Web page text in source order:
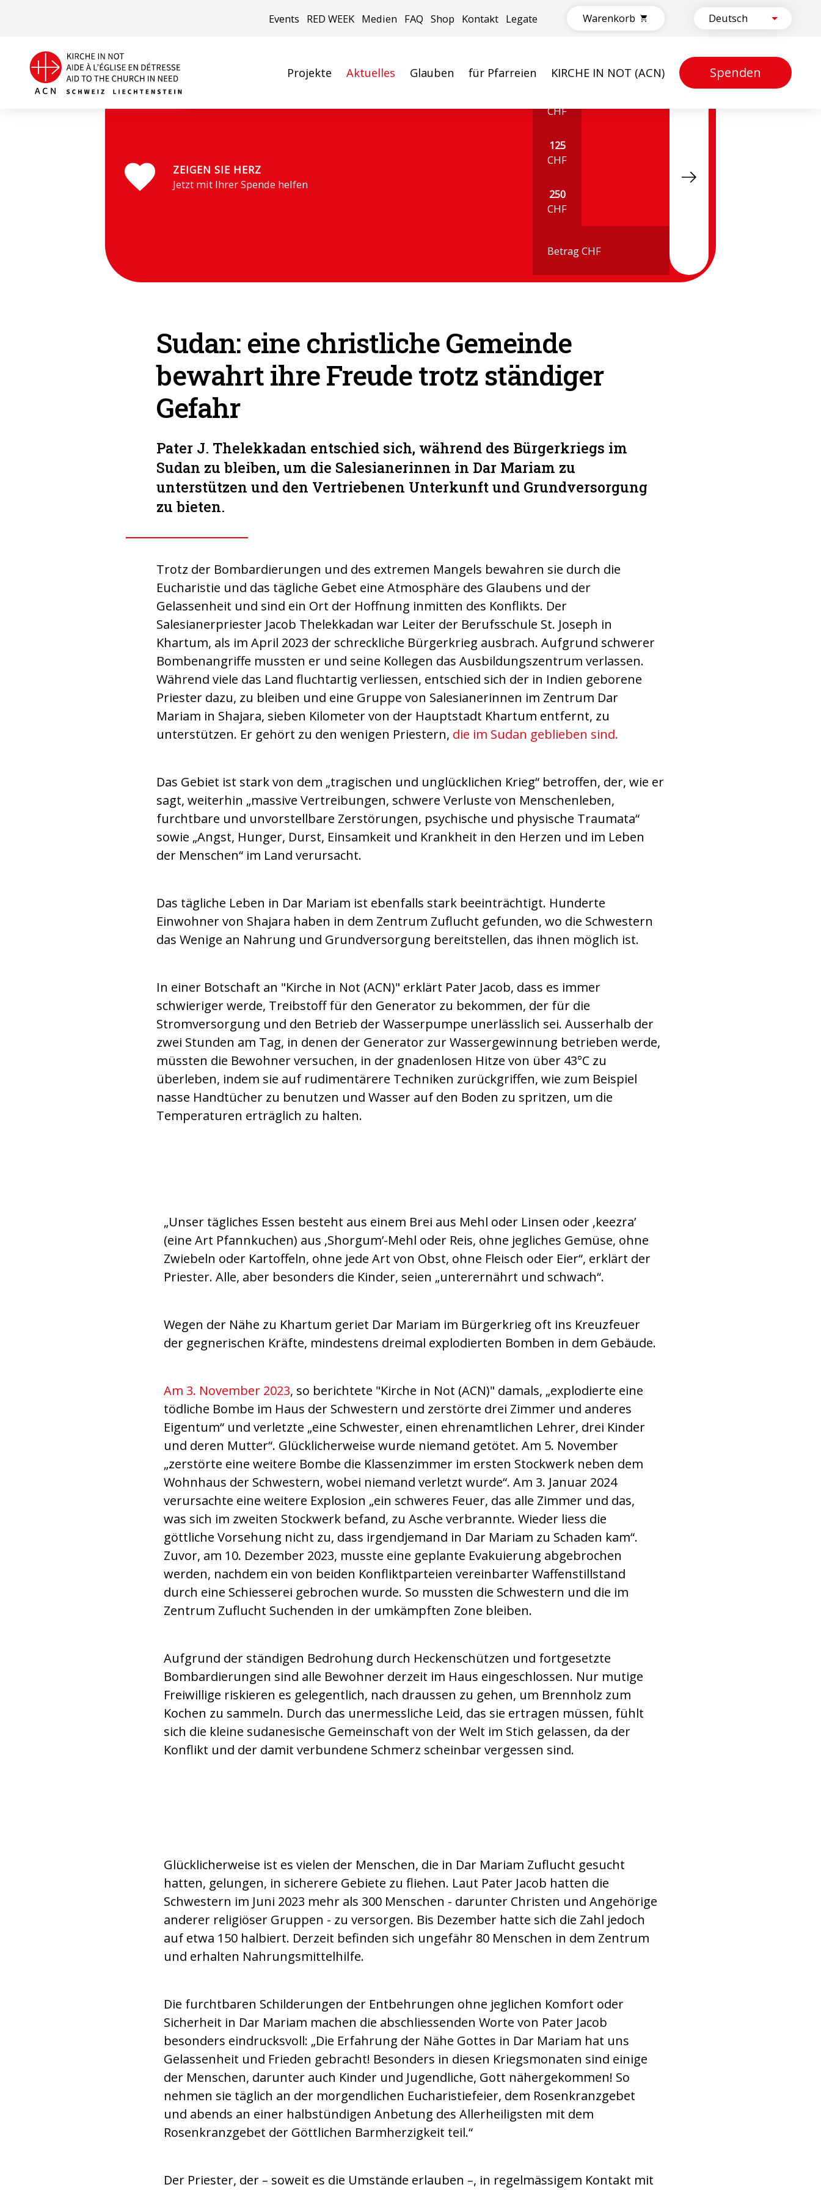
Events RED WEEK Medien FAQ Shop Kontakt Legate Warenkorb
Projekte Aktuelles Glauben für Pfarreien KIRCHE IN NOT (ACN) Spenden
Dar Mariam in Sudan (Foto : ACN)
ZEIGEN SIE HERZ
Jetzt mit Ihrer Spende helfen
CHF
125
CHF
250
CHF
Sudan: eine christliche Gemeinde
bewahrt ihre Freude trotz ständiger
Gefahr
Pater J. Thelekkadan entschied sich, während des Bürgerkriegs im
Sudan zu bleiben, um die Salesianerinnen in Dar Mariam zu
unterstützen und den Vertriebenen Unterkunft und Grundversorgung
zu bieten.
Trotz der Bombardierungen und des extremen Mangels bewahren sie durch die
Eucharistie und das tägliche Gebet eine Atmosphäre des Glaubens und der
Gelassenheit und sind ein Ort der Hoffnung inmitten des Konflikts. Der
Salesianerpriester Jacob Thelekkadan war Leiter der Berufsschule St. Joseph in
Khartum, als im April 2023 der schreckliche Bürgerkrieg ausbrach. Aufgrund schwerer
Bombenangriffe mussten er und seine Kollegen das Ausbildungszentrum verlassen.
Während viele das Land fluchtartig verliessen, entschied sich der in Indien geborene
Priester dazu, zu bleiben und eine Gruppe von Salesianerinnen im Zentrum Dar
Mariam in Shajara, sieben Kilometer von der Hauptstadt Khartum entfernt, zu
unterstützen. Er gehört zu den wenigen Priestern, die im Sudan geblieben sind.
Das Gebiet ist stark von dem „tragischen und unglücklichen Krieg“ betroffen, der, wie er
sagt, weiterhin „massive Vertreibungen, schwere Verluste von Menschenleben,
furchtbare und unvorstellbare Zerstörungen, psychische und physische Traumata“
sowie „Angst, Hunger, Durst, Einsamkeit und Krankheit in den Herzen und im Leben
der Menschen“ im Land verursacht.
Das tägliche Leben in Dar Mariam ist ebenfalls stark beeinträchtigt. Hunderte
Einwohner von Shajara haben in dem Zentrum Zuflucht gefunden, wo die Schwestern
das Wenige an Nahrung und Grundversorgung bereitstellen, das ihnen möglich ist.
In einer Botschaft an "Kirche in Not (ACN)" erklärt Pater Jacob, dass es immer
schwieriger werde, Treibstoff für den Generator zu bekommen, der für die
Stromversorgung und den Betrieb der Wasserpumpe unerlässlich sei. Ausserhalb der
zwei Stunden am Tag, in denen der Generator zur Wassergewinnung betrieben werde,
müssten die Bewohner versuchen, in der gnadenlosen Hitze von über 43°C zu
überleben, indem sie auf rudimentärere Techniken zurückgriffen, wie zum Beispiel
nasse Handtücher zu benutzen und Wasser auf den Boden zu spritzen, um die
Temperaturen erträglich zu halten.
„Unser tägliches Essen besteht aus einem Brei aus Mehl oder Linsen oder ‚keezra’
(eine Art Pfannkuchen) aus ‚Shorgum’-Mehl oder Reis, ohne jegliches Gemüse, ohne
Zwiebeln oder Kartoffeln, ohne jede Art von Obst, ohne Fleisch oder Eier“, erklärt der
Priester. Alle, aber besonders die Kinder, seien „unterernährt und schwach“.
Wegen der Nähe zu Khartum geriet Dar Mariam im Bürgerkrieg oft ins Kreuzfeuer
der gegnerischen Kräfte, mindestens dreimal explodierten Bomben in dem Gebäude.
Am 3. November 2023, so berichtete "Kirche in Not (ACN)" damals, „explodierte eine
tödliche Bombe im Haus der Schwestern und zerstörte drei Zimmer und anderes
Eigentum“ und verletzte „eine Schwester, einen ehrenamtlichen Lehrer, drei Kinder
und deren Mutter“. Glücklicherweise wurde niemand getötet. Am 5. November
„zerstörte eine weitere Bombe die Klassenzimmer im ersten Stockwerk neben dem
Wohnhaus der Schwestern, wobei niemand verletzt wurde“. Am 3. Januar 2024
verursachte eine weitere Explosion „ein schweres Feuer, das alle Zimmer und das,
was sich im zweiten Stockwerk befand, zu Asche verbrannte. Wieder liess die
göttliche Vorsehung nicht zu, dass irgendjemand in Dar Mariam zu Schaden kam“.
Zuvor, am 10. Dezember 2023, musste eine geplante Evakuierung abgebrochen
werden, nachdem ein von beiden Konfliktparteien vereinbarter Waffenstillstand
durch eine Schiesserei gebrochen wurde. So mussten die Schwestern und die im
Zentrum Zuflucht Suchenden in der umkämpften Zone bleiben.
Aufgrund der ständigen Bedrohung durch Heckenschützen und fortgesetzte
Bombardierungen sind alle Bewohner derzeit im Haus eingeschlossen. Nur mutige
Freiwillige riskieren es gelegentlich, nach draussen zu gehen, um Brennholz zum
Kochen zu sammeln. Durch das unermessliche Leid, das sie ertragen müssen, fühlt
sich die kleine sudanesische Gemeinschaft von der Welt im Stich gelassen, da der
Konflikt und der damit verbundene Schmerz scheinbar vergessen sind.
Glücklicherweise ist es vielen der Menschen, die in Dar Mariam Zuflucht gesucht
hatten, gelungen, in sicherere Gebiete zu fliehen. Laut Pater Jacob hatten die
Schwestern im Juni 2023 mehr als 300 Menschen - darunter Christen und Angehörige
anderer religiöser Gruppen - zu versorgen. Bis Dezember hatte sich die Zahl jedoch
auf etwa 150 halbiert. Derzeit befinden sich ungefähr 80 Menschen in dem Zentrum
und erhalten Nahrungsmittelhilfe.
Die furchtbaren Schilderungen der Entbehrungen ohne jeglichen Komfort oder
Sicherheit in Dar Mariam machen die abschliessenden Worte von Pater Jacob
besonders eindrucksvoll: „Die Erfahrung der Nähe Gottes in Dar Mariam hat uns
Gelassenheit und Frieden gebracht! Besonders in diesen Kriegsmonaten sind einige
der Menschen, darunter auch Kinder und Jugendliche, Gott nähergekommen! So
nehmen sie täglich an der morgendlichen Eucharistiefeier, dem Rosenkranzgebet
und abends an einer halbstündigen Anbetung des Allerheiligsten mit dem
Rosenkranzgebet der Göttlichen Barmherzigkeit teil.“
Der Priester, der – soweit es die Umstände erlauben –, in regelmässigem Kontakt mit